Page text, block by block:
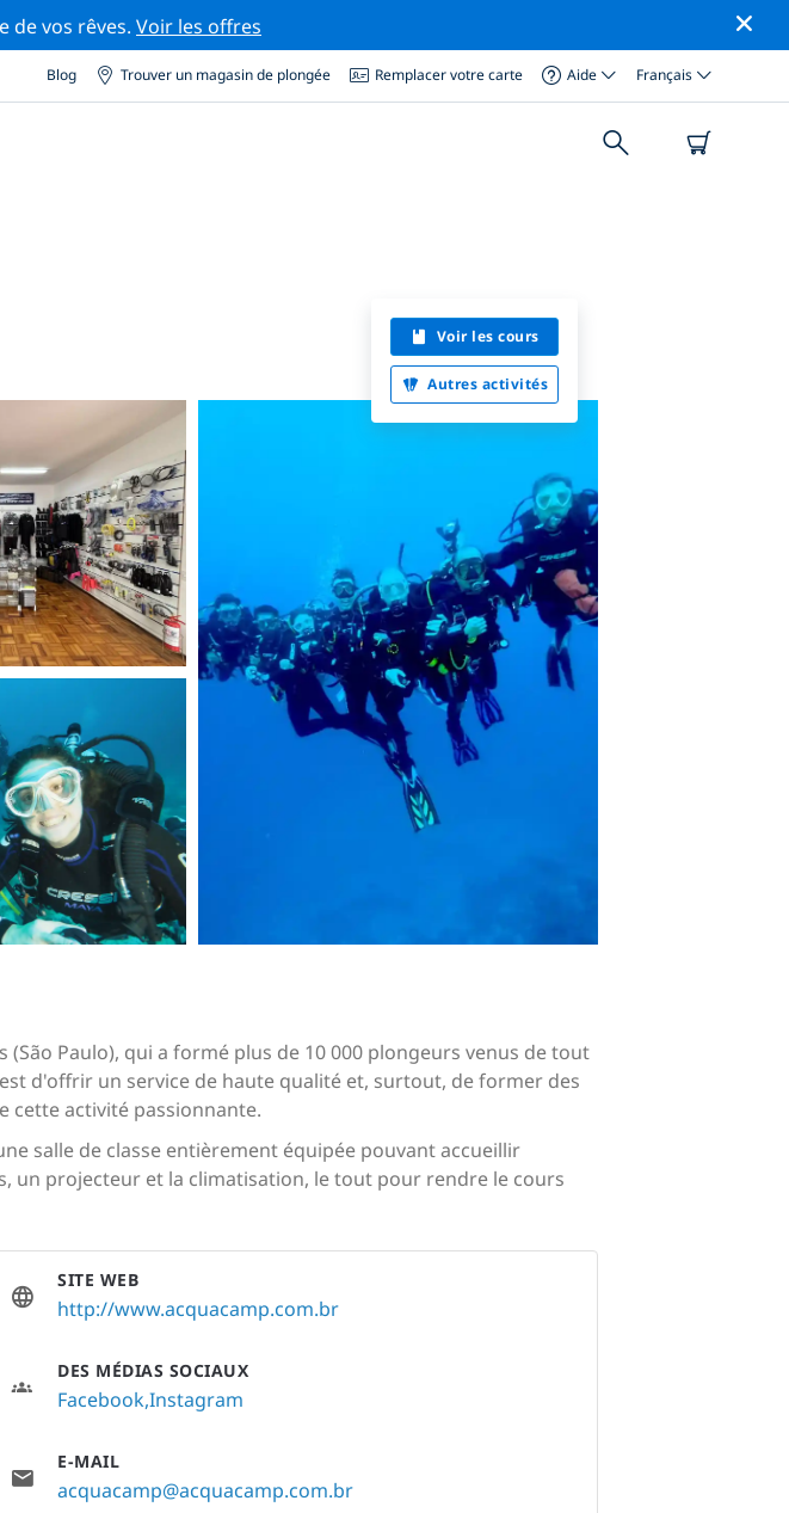
de vos rêves. Voir les offres
Blog Trouver un magasin de plongée Remplacer votre carte Aide Français
Voir les cours
Autres activités
Paulo), qui a formé plus de 10 000 plongeurs venus de tout
d'offrir un service de haute qualité et, surtout, de former des
cette activité passionnante.
salle de classe entièrement équipée pouvant accueillir
un projecteur et la climatisation, le tout pour rendre le cours
SITE WEB
http://www.acquacamp.com.br
DES MÉDIAS SOCIAUX
FacebookInstagram
E-MAIL
acquacamp@acquacamp.com.br